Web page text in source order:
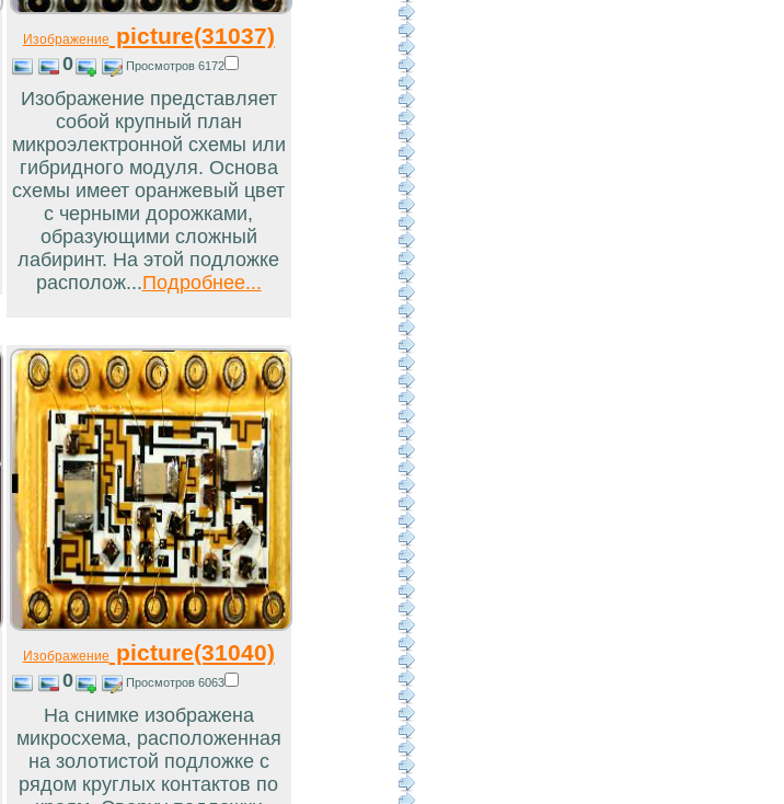
Изображение picture(31037)
0 Просмотров 6172
Изображение представляет
собой крупный план
микроэлектронной схемы или
гибридного модуля. Основа
схемы имеет оранжевый цвет
с черными дорожками,
образующими сложный
лабиринт. На этой подложке
располож...Подробнее...
Изображение picture(31040)
0 Просмотров 6063
На снимке изображена
микросхема, расположенная
на золотистой подложке с
рядом круглых контактов по